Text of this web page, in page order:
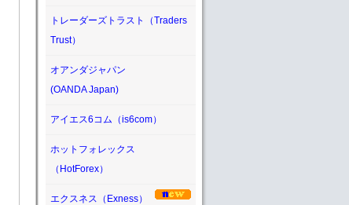
トレーダーズトラスト（Traders
Trust）
オアンダジャパン
(OANDA Japan)
アイエス6コム（is6com）
ホットフォレックス
（HotForex）
エクスネス（Exness）